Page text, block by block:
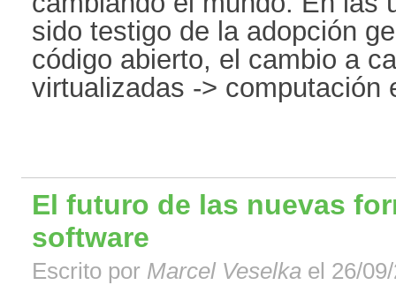
sido testigo de la adopción
código abierto, el cambio a
virtualizadas -> computación
El futuro de las nuevas
software
Escrito por Marcel Veselka el 26/